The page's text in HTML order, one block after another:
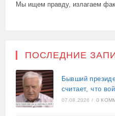
Мы ищем правду, излагаем
ПОСЛЕДНИЕ
Бывший
считает, что
07.08.2026 / 0